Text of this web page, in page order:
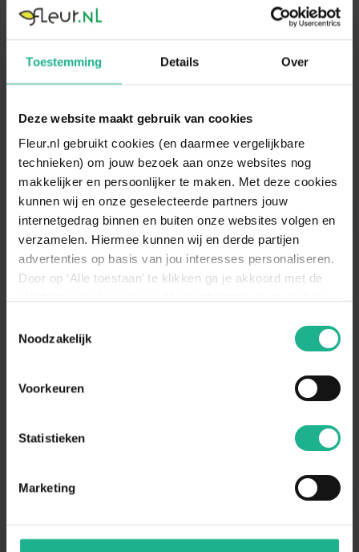
Toestemming Details Over
Deze website maakt gebruik van cookies
Fleur.nl gebruikt cookies (en daarmee vergelijkbare
technieken) om jouw bezoek aan onze websites nog
makkelijker en persoonlijker te maken. Met deze cookies
kunnen wij en onze geselecteerde partners jouw
internetgedrag binnen en buiten onze websites volgen en
verzamelen. Hiermee kunnen wij en derde partijen
advertenties op basis van jou interesses personaliseren.
Door op ‘Alle toestaan’ te klikken ga je akkoord met de
decookieverklaring op onze website.
Noodzakelijk
Voorkeuren
Statistieken
Marketing
Aglaonema Silver King
40 cm € 19,95
Aglaonema Pearl
50 cm
Aglaonema Pavo real
50-60 cm v.a. € 21,95